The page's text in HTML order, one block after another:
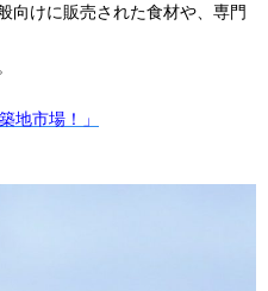
向けに販売された食材や、専門
地市場！」